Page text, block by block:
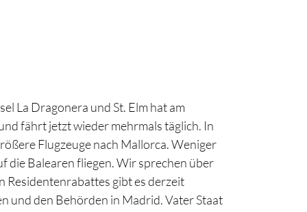
La Dragonera und St. Elm hat am
fährt jetzt wieder mehrmals täglich. In
Flugzeuge nach Mallorca. Weniger
die Balearen fliegen. Wir sprechen über
Residentenrabattes gibt es derzeit
und den Behörden in Madrid. Vater Staat